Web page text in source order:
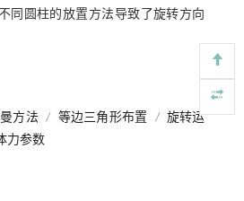
同圆柱的放置方法导致了旋转方向
方法 / 等边三角形布置 / 旋转运
力参数